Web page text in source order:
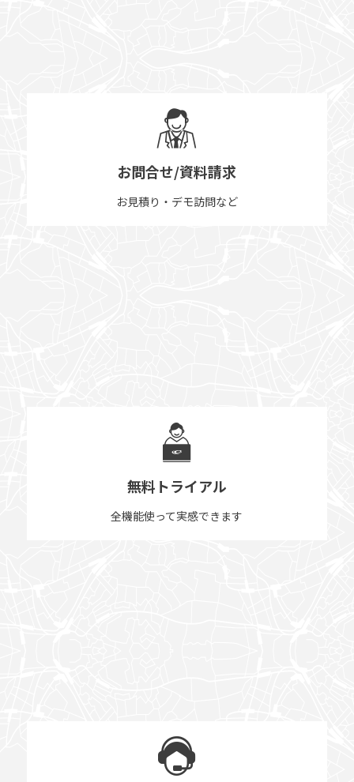
お問合せ/資料請求
お見積り・デモ訪問など
無料トライアル
全機能使って実感できます